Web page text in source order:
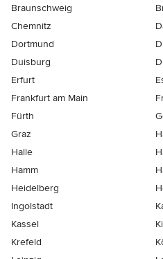
Braunschweig
Chemnitz
Dortmund
Duisburg
Erfurt
Frankfurt am Main
Fürth
Graz
Halle
Hamm
Heidelberg
Ingolstadt
Kassel
Krefeld